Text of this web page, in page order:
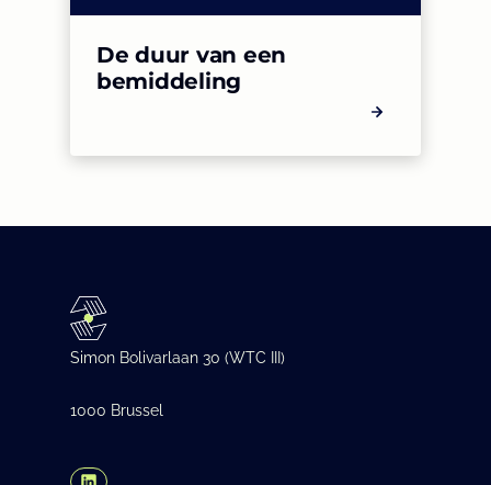
De duur van een
bemiddeling
Simon Bolivarlaan 30 (WTC III)
1000 Brussel
(Opens in a new tab/window)